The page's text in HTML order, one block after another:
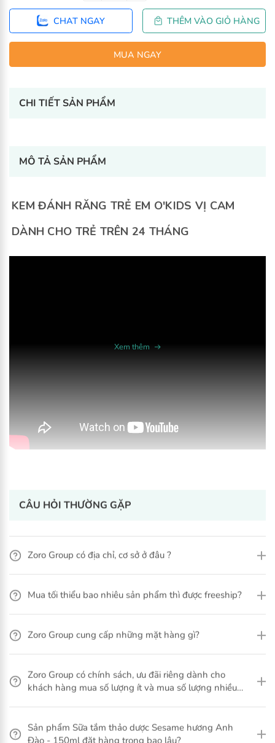
CHAT NGAY
CHI TIẾT SẢN PHẨM
MÔ TẢ SẢN PHẨM
KEM ĐÁNH RĂNG TRẺ EM O'KIDS VỊ CAM
DÀNH CHO TRẺ TRÊN 24 THÁNG
Ngừa sâu răng linh hoạt
Phòng vệ răng bé một cách tự nhiên
1. Thành phần kem đánh răng trẻ em O'Kids
Purified Water (Nước tinh khiết)
Sorbitol
Carboxymethyl Cellulose
Xylitol
Sodium Fluoride
Xem thêm
CÂU HỎI THƯỜNG GẶP
Zoro Group có địa chỉ, cơ sở ở đâu ?
Mua tối thiểu bao nhiêu sản phẩm thì được freeship?
Zoro Group cung cấp những mặt hàng gì?
Zoro Group có chính sách, ưu đãi riêng dành cho
khách hàng mua số lượng ít và mua số lượng nhiều
Sản phẩm Sữa tắm thảo dược Sesame hương Anh